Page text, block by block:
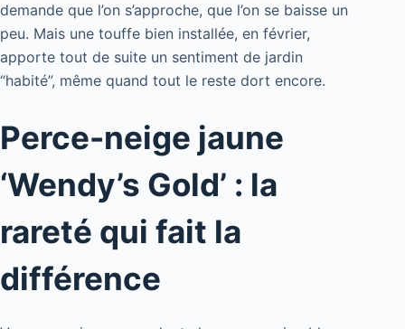
demande que l’on s’approche, que l’on se baisse un
peu. Mais une touffe bien installée, en février,
apporte tout de suite un sentiment de jardin
“habité”, même quand tout le reste dort encore.
Perce-neige jaune
‘Wendy’s Gold’ : la
rareté qui fait la
différence